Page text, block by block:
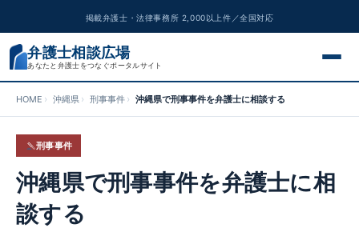
掲載弁護士・法律事務所 2,000以上件／全国対応
弁護士相談広場
あなたと弁護士をつなぐポータルサイト
交通事故
離婚問題
遺産相続
HOME 沖縄県 刑事事件 沖縄県で刑事事件を弁護士に相談する
刑事事件
沖縄県で刑事事件を弁護士に相
談する